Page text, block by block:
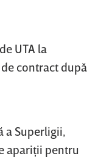
UTA la
contract după
Superligii,
apariţii pentru